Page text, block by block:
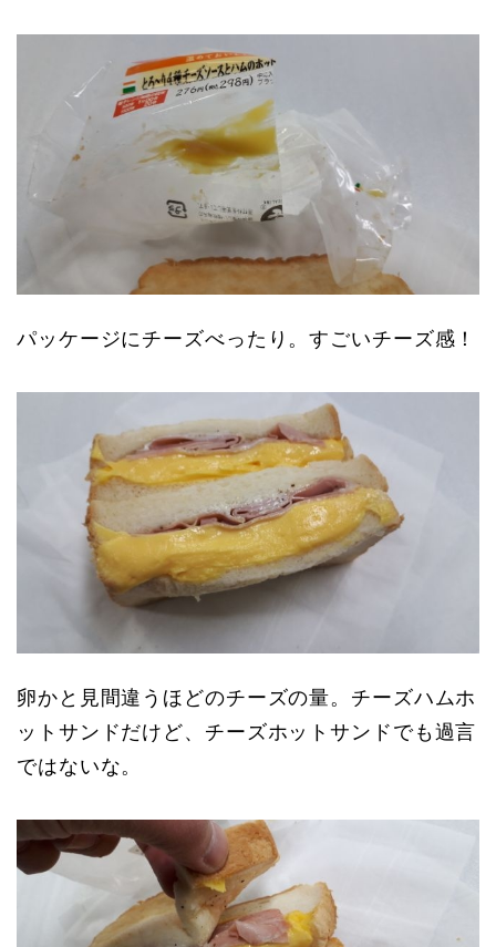
パッケージにチーズべったり。すごいチーズ感！
卵かと見間違うほどのチーズの量。チーズハムホ
ットサンドだけど、チーズホットサンドでも過言
ではないな。